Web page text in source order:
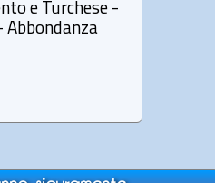
e Turchese -
Abbondanza